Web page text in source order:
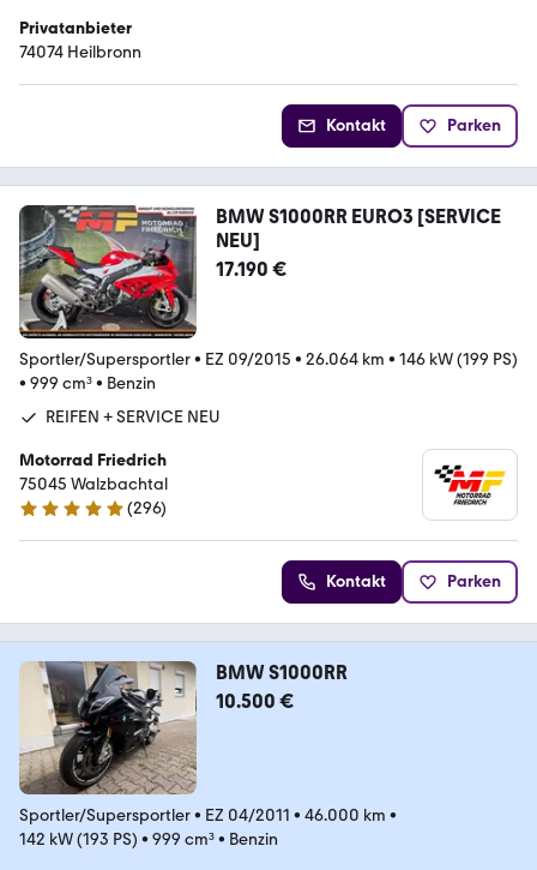
Privatanbieter
74074 Heilbronn
Kontakt Parken
BMW S1000RR EURO3 [SERVICE
NEU]
17.190 €
Sportler/Supersportler• EZ 09/2015 • 26.064 km • 146 kW (199 PS)
• 999 cm³• Benzin
REIFEN + SERVICE NEU
Motorrad Friedrich
75045 Walzbachtal
4.8 Sterne
(296)
Kontakt Parken
BMW S1000RR
10.500 €
Sportler/Supersportler• EZ 04/2011 • 46.000 km •
142 kW (193 PS) • 999 cm³• Benzin